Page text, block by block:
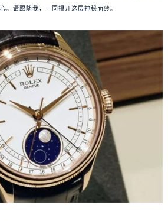
。请跟随我，一同揭开这层神秘面纱。